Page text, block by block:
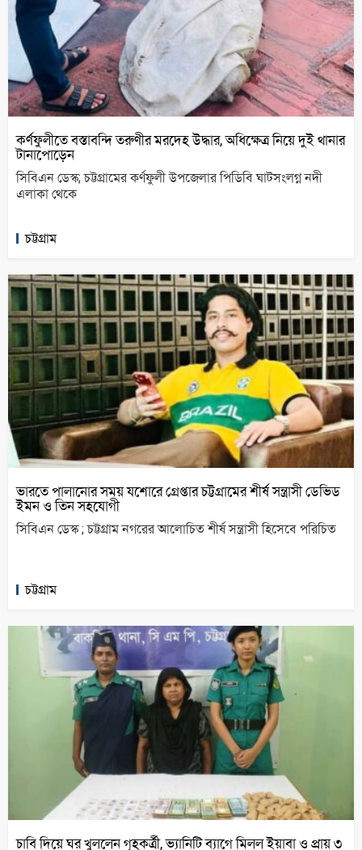
কর্ণফুলীতে বস্তাবন্দি তরুণীর মরদেহ উদ্ধার, অধিক্ষেত্র নিয়ে দুই থানার
টানাপোড়েন
সিবিএন ডেস্ক; চট্টগ্রামের কর্ণফুলী উপজেলার পিডিবি ঘাটসংলগ্ন নদী
এলাকা থেকে
চট্টগ্রাম
ভারতে পালানোর সময় যশোরে গ্রেপ্তার চট্টগ্রামের শীর্ষ সন্ত্রাসী ডেভিড
ইমন ও তিন সহযোগী
সিবিএন ডেস্ক ; চট্টগ্রাম নগরের আলোচিত শীর্ষ সন্ত্রাসী হিসেবে পরিচিত
চট্টগ্রাম
চাবি দিয়ে ঘর খুললেন গৃহকর্ত্রী, ভ্যানিটি ব্যাগে মিলল ইয়াবা ও প্রায় ৩